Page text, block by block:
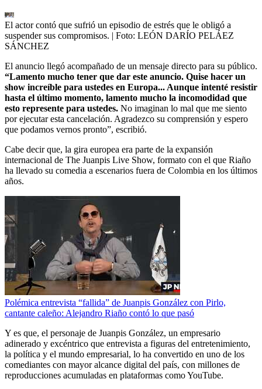
El actor contó que sufrió un episodio de estrés que le obligó a
suspender sus compromisos. | Foto: LEÓN DARÍO PELÁEZ
SÁNCHEZ
El anuncio llegó acompañado de un mensaje directo para su público.
“Lamento mucho tener que dar este anuncio. Quise hacer un
show increíble para ustedes en Europa... Aunque intenté resistir
hasta el último momento, lamento mucho la incomodidad que
esto represente para ustedes. No imaginan lo mal que me siento
por ejecutar esta cancelación. Agradezco su comprensión y espero
que podamos vernos pronto”, escribió.
Cabe decir que, la gira europea era parte de la expansión
internacional de The Juanpis Live Show, formato con el que Riaño
ha llevado su comedia a escenarios fuera de Colombia en los últimos
años.
Polémica entrevista “fallida” de Juanpis González con Pirlo,
cantante caleño: Alejandro Riaño contó lo que pasó
Y es que, el personaje de Juanpis González, un empresario
adinerado y excéntrico que entrevista a figuras del entretenimiento,
la política y el mundo empresarial, lo ha convertido en uno de los
comediantes con mayor alcance digital del país, con millones de
reproducciones acumuladas en plataformas como YouTube.